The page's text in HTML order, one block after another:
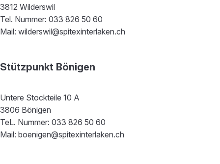
3812 Wilderswil
Tel. Nummer: 033 826 50 60
Mail: wilderswil@spitexinterlaken.ch
Stützpunkt Bönigen
Untere Stockteile 10 A
3806 Bönigen
TeL. Nummer: 033 826 50 60
Mail: boenigen@spitexinterlaken.ch